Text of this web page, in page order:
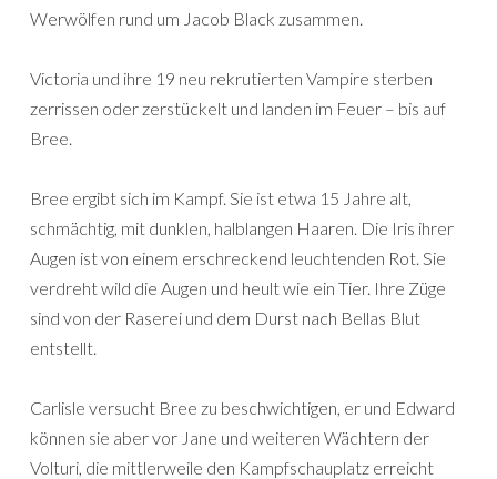
Werwölfen rund um Jacob Black zusammen.
Victoria und ihre 19 neu rekrutierten Vampire sterben
zerrissen oder zerstückelt und landen im Feuer – bis auf
Bree.
Bree ergibt sich im Kampf. Sie ist etwa 15 Jahre alt,
schmächtig, mit dunklen, halblangen Haaren. Die Iris ihrer
Augen ist von einem erschreckend leuchtenden Rot. Sie
verdreht wild die Augen und heult wie ein Tier. Ihre Züge
sind von der Raserei und dem Durst nach Bellas Blut
entstellt.
Carlisle versucht Bree zu beschwichtigen, er und Edward
können sie aber vor Jane und weiteren Wächtern der
Volturi, die mittlerweile den Kampfschauplatz erreicht